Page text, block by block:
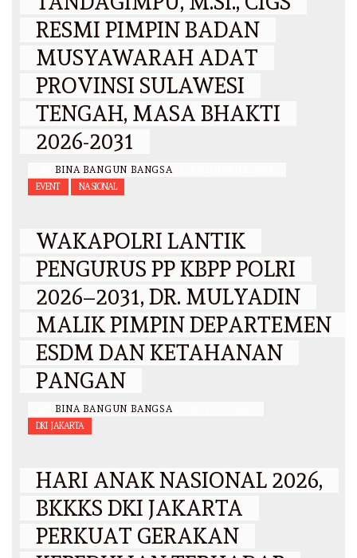
RESMI PIMPIN BADAN
MUSYAWARAH ADAT
PROVINSI SULAWESI
TENGAH, MASA BHAKTI
2026-2031
BINA BANGUN BANGSA
EVENT NASIONAL
WAKAPOLRI LANTIK
PENGURUS PP KBPP POLRI
2026–2031, DR. MULYADIN
MALIK PIMPIN DEPARTEMEN
ESDM DAN KETAHANAN
PANGAN
BINA BANGUN BANGSA
DKI JAKARTA
HARI ANAK NASIONAL 2026,
BKKKS DKI JAKARTA
PERKUAT GERAKAN